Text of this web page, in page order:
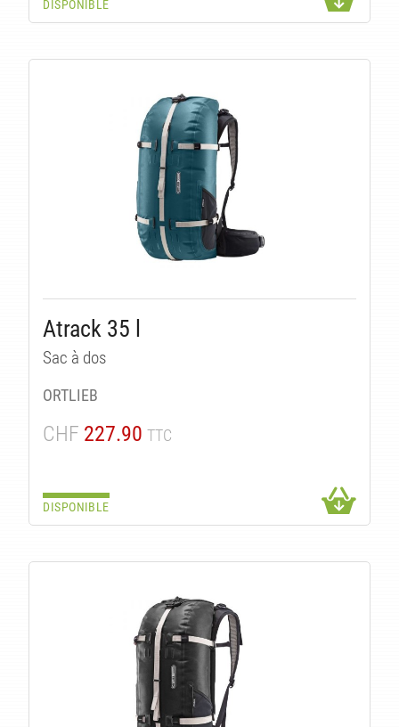
DISPONIBLE
Atrack 35 l
Sac à dos
ORTLIEB
CHF 227.90 TTC
DISPONIBLE